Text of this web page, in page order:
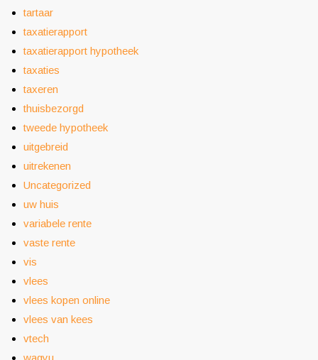
tartaar
taxatierapport
taxatierapport hypotheek
taxaties
taxeren
thuisbezorgd
tweede hypotheek
uitgebreid
uitrekenen
Uncategorized
uw huis
variabele rente
vaste rente
vis
vlees
vlees kopen online
vlees van kees
vtech
wagyu